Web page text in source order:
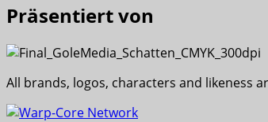
Präsentiert von
All brands, logos, characters and likeness